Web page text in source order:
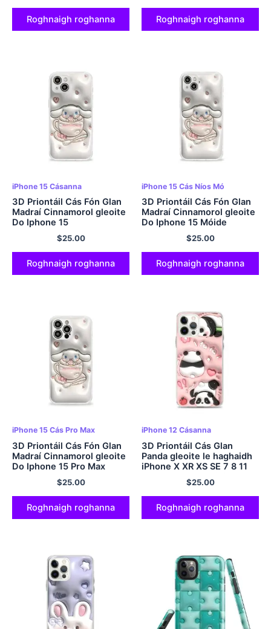
Roghnaigh roghanna Roghnaigh roghanna
iPhone 15 Cásanna
3D Priontáil Cás Fón Glan
Madraí Cinnamorol gleoite
Do Iphone 15
$25.00
Roghnaigh roghanna
iPhone 15 Cás Níos Mó
3D Priontáil Cás Fón Glan
Madraí Cinnamorol gleoite
Do Iphone 15 Móide
$25.00
Roghnaigh roghanna
iPhone 15 Cás Pro Max
3D Priontáil Cás Fón Glan
Madraí Cinnamorol gleoite
Do Iphone 15 Pro Max
$25.00
Roghnaigh roghanna
iPhone 12 Cásanna
3D Priontáil Cás Glan
Panda gleoite le haghaidh
iPhone X XR XS SE 7 8 11
12 13 14 15 Pro Mini Plus
$25.00
Roghnaigh roghanna